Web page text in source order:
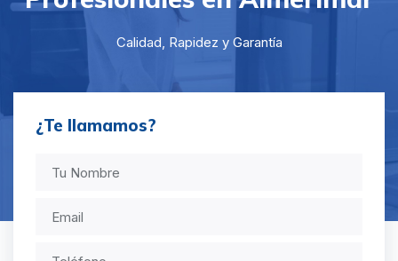
Calidad, Rapidez y Garantía
¿Te llamamos?